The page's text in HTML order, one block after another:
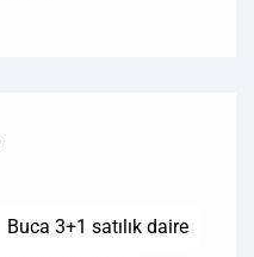
Buca 3+1 satılık daire